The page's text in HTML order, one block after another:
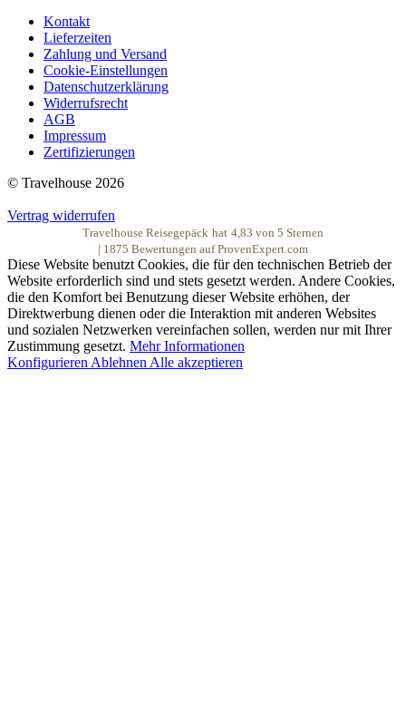
Kontakt
Lieferzeiten
Zahlung und Versand
Cookie-Einstellungen
Datenschutzerklärung
Widerrufsrecht
AGB
Impressum
Zertifizierungen
© Travelhouse 2026
Vertrag widerrufen
Travelhouse Reisegepäck hat 4,83 von 5 Sternen
1875 Bewertungen auf ProvenExpert.com
Diese Website benutzt Cookies, die für den technischen Betrieb der
Website erforderlich sind und stets gesetzt werden. Andere Cookies,
die den Komfort bei Benutzung dieser Website erhöhen, der
Direktwerbung dienen oder die Interaktion mit anderen Websites
und sozialen Netzwerken vereinfachen sollen, werden nur mit Ihrer
Zustimmung gesetzt. Mehr Informationen
Konfigurieren Ablehnen Alle akzeptieren